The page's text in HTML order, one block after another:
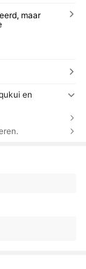
maar
en